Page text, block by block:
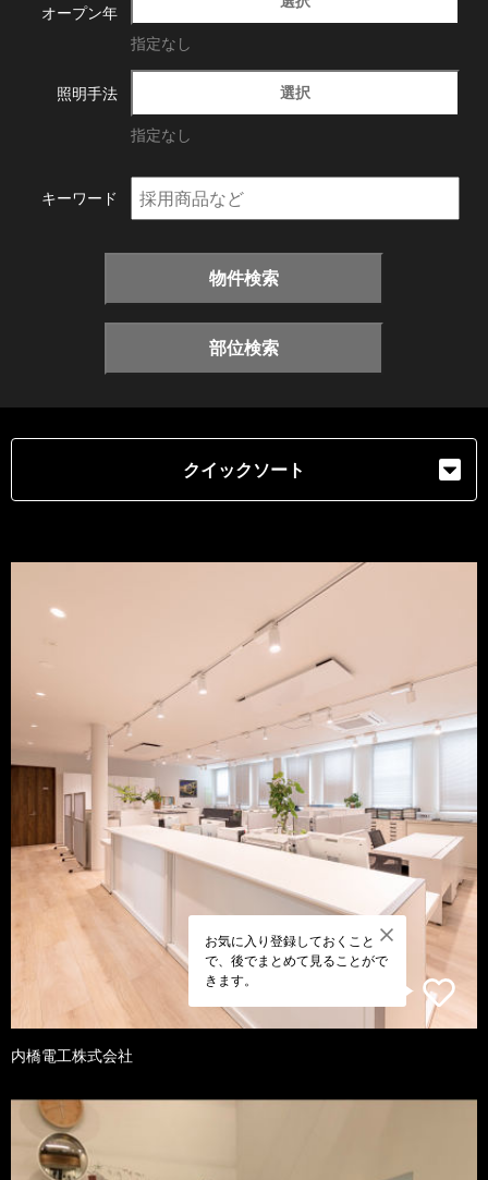
オープン年
指定なし
照明手法 選択
指定なし
キーワード
物件検索
部位検索
クイックソート
お気に入り登録しておくこと
で、後でまとめて見ることがで
きます。
内橋電工株式会社